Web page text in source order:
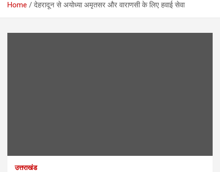
Home देहरादून से अयोध्या अमृतसर और वाराणसी के लिए हवाई सेवा
उत्तराखंड